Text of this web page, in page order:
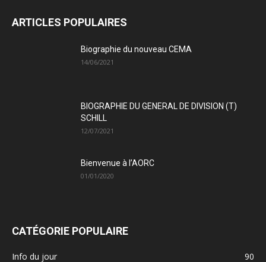
ARTICLES POPULAIRES
Biographie du nouveau CEMA
14/06/2021
BIOGRAPHIE DU GENERAL DE DIVISION (T)
SCHILL
12/07/2021
Bienvenue à l’AORC
01/01/2020
CATÉGORIE POPULAIRE
Info du jour
90